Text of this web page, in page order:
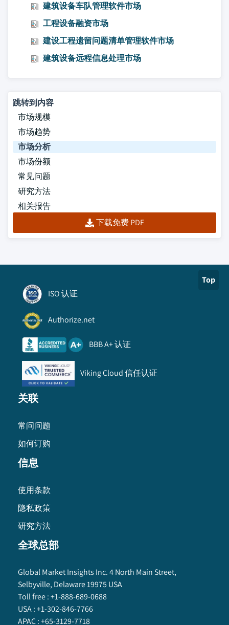
建筑设备车队管理软件市场
工程设备融资市场
建设工程遗留问题清单管理软件市场
建筑设备远程信息处理市场
跳转到内容
市场规模
市场趋势
市场分析
市场份额
常见问题
研究方法
相关报告
下载免费 PDF
Top
ISO 认证
Authorize.net
BBB A+ 认证
Viking Cloud 信任认证
关联
常问问题
如何订购
信息
使用条款
隐私政策
研究方法
全球总部
Global Market Insights Inc. 4 North Main Street,
Selbyville, Delaware 19975 USA
Toll free :+1-888-689-0688
USA :+1-302-846-7766
APAC :+65-3129-7718